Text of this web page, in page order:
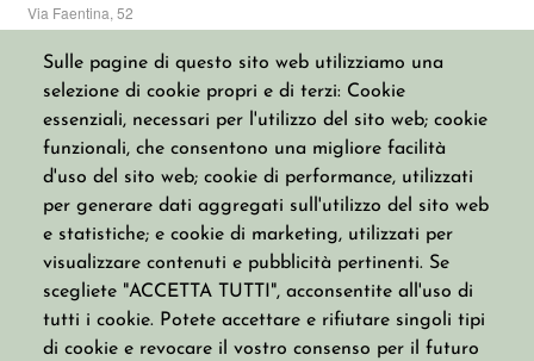
Sulle pagine di questo sito web utilizziamo una
selezione di cookie propri e di terzi: Cookie
essenziali, necessari per l'utilizzo del sito web; cookie
funzionali, che consentono una migliore facilità
d'uso del sito web; cookie di performance, utilizzati
per generare dati aggregati sull'utilizzo del sito web
e statistiche; e cookie di marketing, utilizzati per
visualizzare contenuti e pubblicità pertinenti. Se
scegliete "ACCETTA TUTTI", acconsentite all'uso di
tutti i cookie. Potete accettare e rifiutare singoli tipi
di cookie e revocare il vostro consenso per il futuro
Via Faentina, 52
50133 Firenze, Italia
info@erressegioielli.com
+393713867817
P. IVA: 07077310485
numero REA FI-677839
CATALOGO
Anelli
Bracciali
Collane
Gemelli
Monorecchini
Orecchini
COLLEZIONI
Everybody
Ginger & Fly
Love & Guy
Mary & Rock
Silver Way